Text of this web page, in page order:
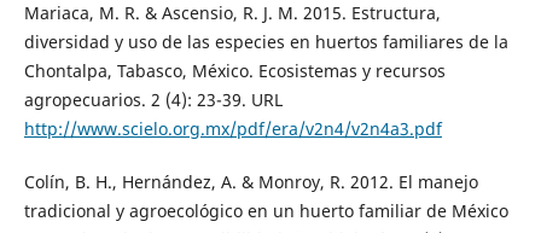
Mariaca, M. R. & Ascensio, R. J. M. 2015. Estructura,
diversidad y uso de las especies en huertos familiares de la
Chontalpa, Tabasco, México. Ecosistemas y recursos
agropecuarios. 2 (4): 23-39. URL
http://www.scielo.org.mx/pdf/era/v2n4/v2n4a3.pdf
Colín, B. H., Hernández, A. & Monroy, R. 2012. El manejo
tradicional y agroecológico en un huerto familiar de México